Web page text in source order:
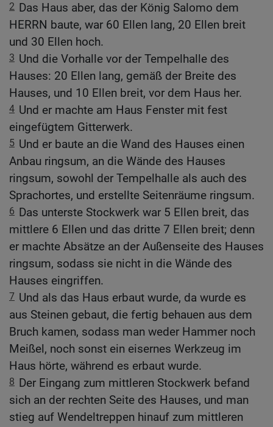
2 Das Haus aber, das der König Salomo dem
HERRN baute, war 60 Ellen lang, 20 Ellen breit
und 30 Ellen hoch.
3 Und die Vorhalle vor der Tempelhalle des
Hauses: 20 Ellen lang, gemäß der Breite des
Hauses, und 10 Ellen breit, vor dem Haus her.
4 Und er machte am Haus Fenster mit fest
eingefügtem Gitterwerk.
5 Und er baute an die Wand des Hauses einen
Anbau ringsum, an die Wände des Hauses
ringsum, sowohl der Tempelhalle als auch des
Sprachortes, und erstellte Seitenräume ringsum.
6 Das unterste Stockwerk war 5 Ellen breit, das
mittlere 6 Ellen und das dritte 7 Ellen breit; denn
er machte Absätze an der Außenseite des Hauses
ringsum, sodass sie nicht in die Wände des
Hauses eingriffen.
7 Und als das Haus erbaut wurde, da wurde es
aus Steinen gebaut, die fertig behauen aus dem
Bruch kamen, sodass man weder Hammer noch
Meißel, noch sonst ein eisernes Werkzeug im
Haus hörte, während es erbaut wurde.
8 Der Eingang zum mittleren Stockwerk befand
sich an der rechten Seite des Hauses, und man
stieg auf Wendeltreppen hinauf zum mittleren